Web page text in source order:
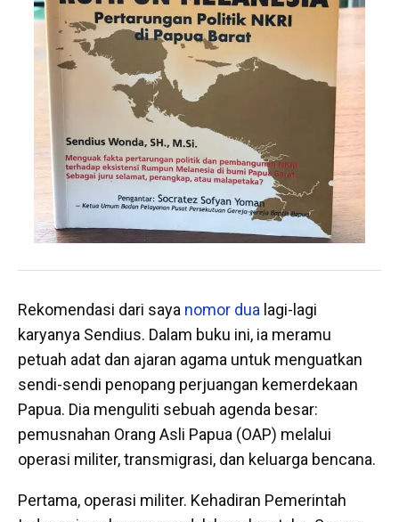
Rekomendasi dari saya nomor dua lagi-lagi
karyanya Sendius. Dalam buku ini, ia meramu
petuah adat dan ajaran agama untuk menguatkan
sendi-sendi penopang perjuangan kemerdekaan
Papua. Dia menguliti sebuah agenda besar:
pemusnahan Orang Asli Papua (OAP) melalui
operasi militer, transmigrasi, dan keluarga bencana.
Pertama, operasi militer. Kehadiran Pemerintah